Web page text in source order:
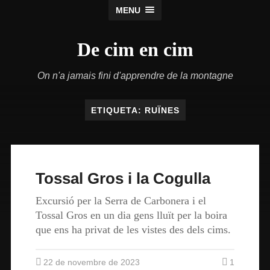
MENU
De cim en cim
On n'a jamais fini d'apprendre de la montagne
ETIQUETA: RUÏNES
Tossal Gros i la Cogulla
Excursió per la Serra de Carbonera i el
Tossal Gros en un dia gens lluït per la boira
que ens ha privat de les vistes des dels cims.
22 de novembre de 2023 1